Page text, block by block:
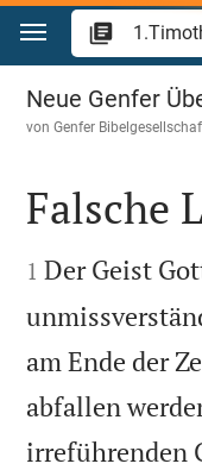
Zum Inhalt springen
1.Timotheus 4
Neue Genfer
vonGenfer

Falsche

1 Der Geist
am Ende der
abfallen
irreführenden